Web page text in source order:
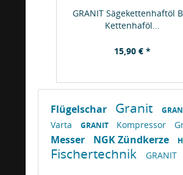
GRANIT Sägekettenhaftöl
Kettenhaföl...
15,90 € *
Flügelschar Granit
Varta GRANIT Kompressor
Messer
NGK Zündkerze
Fischertechnik GRANIT